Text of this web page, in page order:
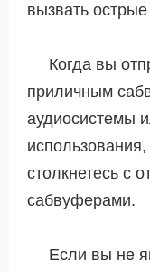
вызвать
Когда вы
приличным
аудиосистемы
столкнетесь с
сабвуферами.
Если вы не